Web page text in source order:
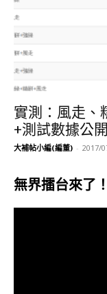
實測：風走、
+測試數據公開
大補帖小編(編董) - 2017/
無界擂台來了